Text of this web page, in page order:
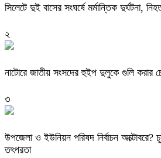
সিলেটে দুই বাসের সংঘর্ষে মর্মান্তিক
২
নাটোরে জাতীয় সংসদের হুইপ দুলুকে গুলি করার
৩
উপজেলা ও ইউনিয়ন পরিষদ নির্বাচন অক্টোবরে?
তৎপরতা